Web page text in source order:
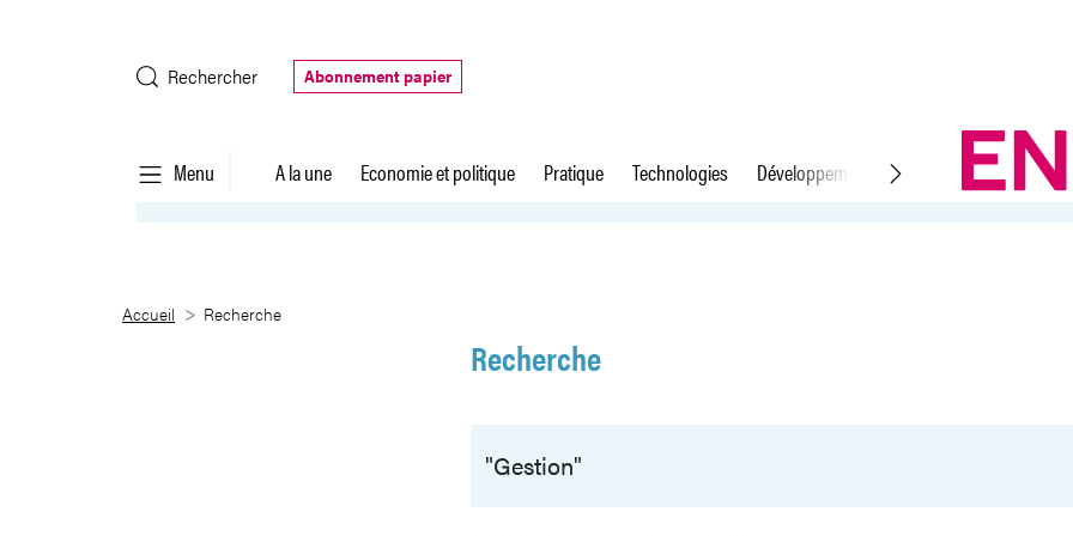
Rechercher
Abonnement papier
Menu A la une Economie et politique Pratique Technologies Développement durable Droit du travail
Recherche
Accueil Recherche
Recherche